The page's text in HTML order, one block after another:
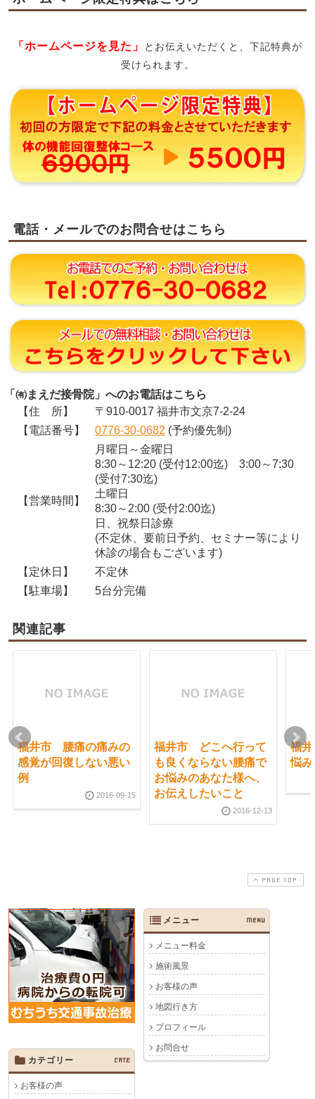
「ホームページを見た」
とお伝えいただくと、下記特典が
受けられます。
電話・メールでのお問合せはこちら
「㈲まえだ接骨院」へのお電話はこちら
【住 所】
〒910-0017 福井市文京7-2-24
【電話番号】
0776-30-0682 (予約優先制)
【営業時間】
月曜日～金曜日
8:30～12:20 (受付12:00迄) 3:00～7:30
(受付7:30迄)
土曜日
8:30～2:00 (受付2:00迄)
日、祝祭日診療
(不定休、要前日予約、セミナー等により
休診の場合もございます)
【定休日】
不定休
【駐車場】
5台分完備
関連記事
福井市 腰痛の痛みの
感覚が回復しない悪い
例
2016-09-15
福井市 どこへ行って
も良くならない腰痛で
お悩みのあなた様へ、
お伝えしたいこと
2016-12-13
福
悩
PAGE TOP
メニュー MENU
メニュー料金
施術風景
お客様の声
地図行き方
プロフィール
お問合せ
カテゴリー
CATE
お客様の声